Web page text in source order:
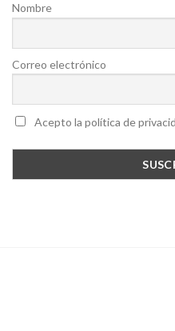
Nombre
Correo electrónico
Acepto la política de